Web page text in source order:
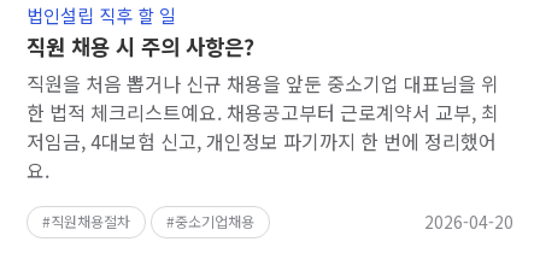
직원 채용 시 주의 사항은?
직원을 처음 뽑거나 신규 채용을 앞둔 중소기업 대표님을 위
한 법적 체크리스트예요. 채용공고부터 근로계약서 교부, 최
저임금, 4대보험 신고, 개인정보 파기까지 한 번에 정리했어
요.
법인설립 직후 할 일
직원채용절차 중소기업채용 2026-04-20